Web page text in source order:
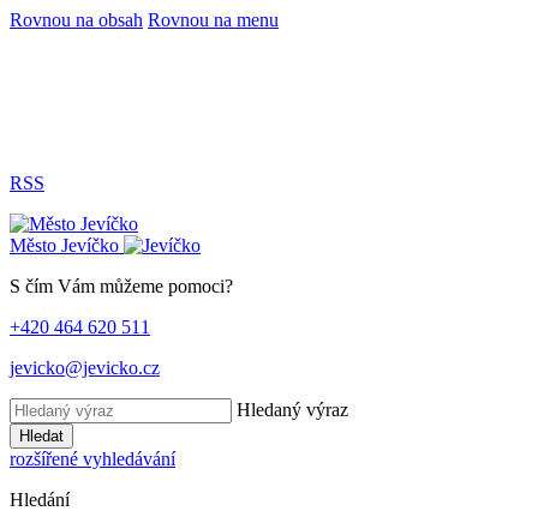
Rovnou na obsah Rovnou na menu
RSS
Město Jevíčko
S čím Vám můžeme pomoci?
+420 464 620 511
jevicko@jevicko.cz
Hledaný výraz
Hledat
rozšířené vyhledávání
Hledání